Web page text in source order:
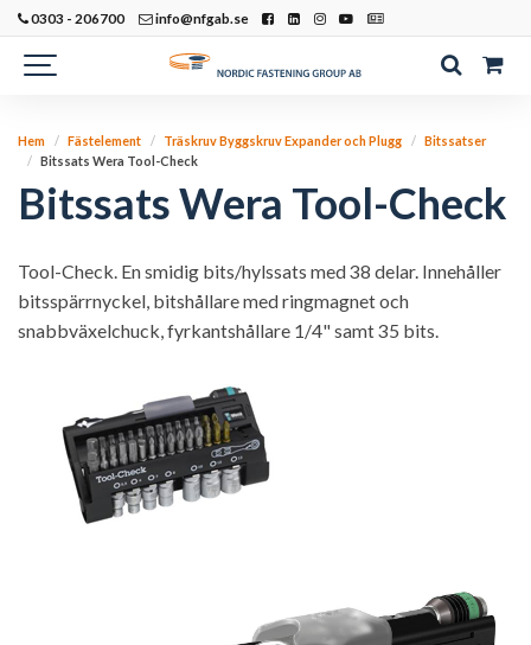
0303 - 206700 info@nfgab.se
Hem Fästelement Träskruv Byggskruv Expander och Plugg
Bitssatser
Bitssats Wera Tool-Check
Bitssats Wera Tool-Check
Tool-Check. En smidig bits/hylssats med 38 delar. Innehåller
bitsspärrnyckel, bitshållare med ringmagnet och
snabbväxelchuck, fyrkantshållare 1/4" samt 35 bits.